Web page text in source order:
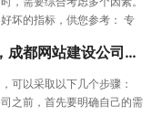
坏的指标，供您参考： 专
网站建设公司怎么找 ，成都网站建设公司做网站靠谱吗
可以采取以下几个步骤：
之前，首先要明确自己的需